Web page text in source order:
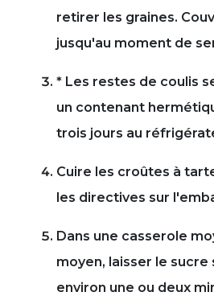
retirer les graines.
jusqu'au moment de
* Les restes de coulis
un contenant
trois jours au
Cuire les croûtes à
les directives sur
Dans une casserole
moyen, laisser le sucre
environ une ou deux